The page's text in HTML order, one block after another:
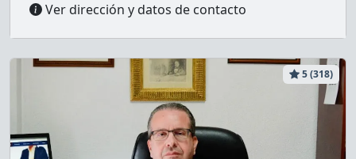
Ver dirección y datos de contacto
5 (318)